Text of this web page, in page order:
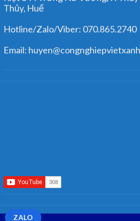
Thủy, Huế
Hotline/Zalo/Viber: 070.865.2740
Email:
ZALO